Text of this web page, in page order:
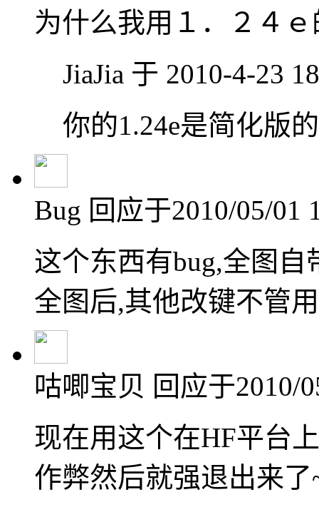
为什么我用１．２４
JiaJia 于 2010-4-23
你的1.24e是简化版
Bug 回应于2010/05/01
这个东西有bug,全图
全图后,其他改键不管
咕唧宝贝 回应于2010/
现在用这个在HF平台
作弊然后就强退出来